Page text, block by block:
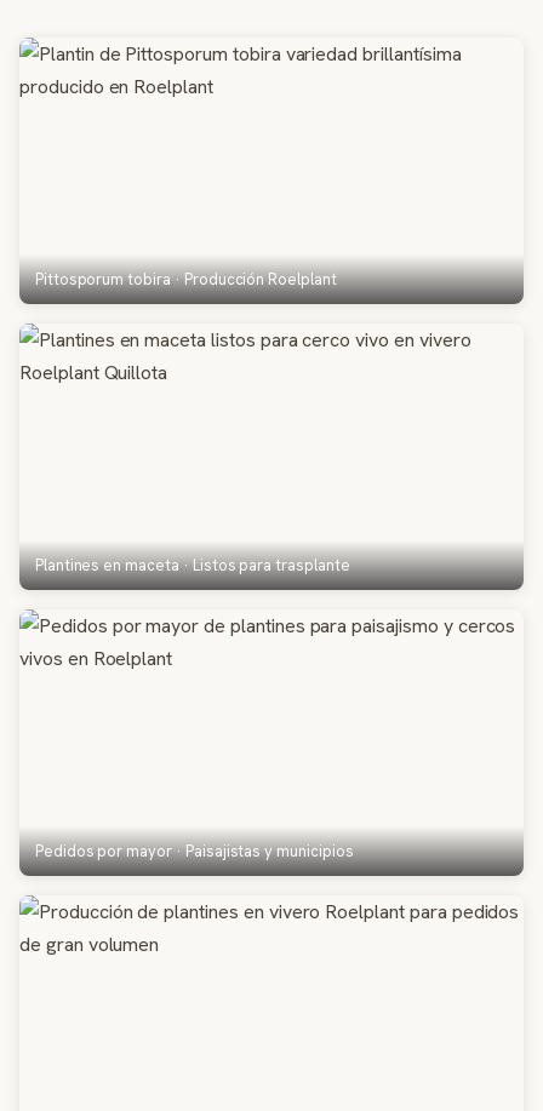
Pittosporum tobira · Producción Roelplant
Plantines en maceta · Listos para trasplante
Pedidos por mayor · Paisajistas y municipios